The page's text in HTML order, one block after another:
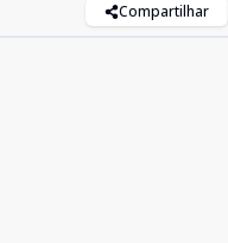
Compartilhar